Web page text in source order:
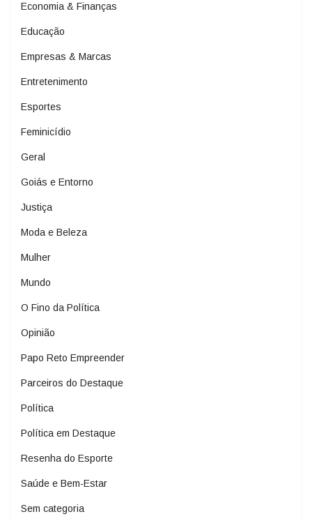
Economia & Finanças
Educação
Empresas & Marcas
Entretenimento
Esportes
Feminicídio
Geral
Goiás e Entorno
Justiça
Moda e Beleza
Mulher
Mundo
O Fino da Política
Opinião
Papo Reto Empreender
Parceiros do Destaque
Política
Política em Destaque
Resenha do Esporte
Saúde e Bem-Estar
Sem categoria